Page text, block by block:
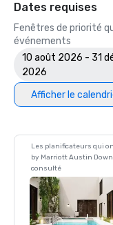
Dates requises
Fenêtres de priorité
événements
10 août 2026 - 31
2026
Afficher le
Les planificateurs qui
by Marriott Austin
consulté